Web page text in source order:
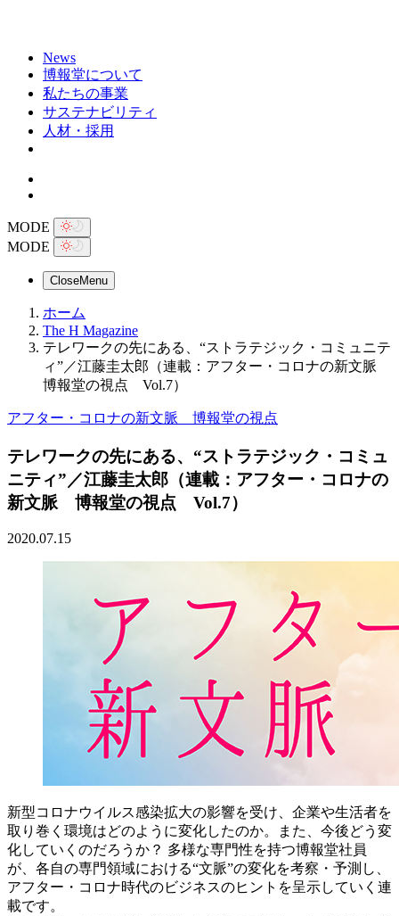
News
博報堂について
私たちの事業
サステナビリティ
人材・採用
MODE
MODE
CloseMenu
ホーム
The H Magazine
テレワークの先にある、“ストラテジック・コミュニテ
ィ”／江藤圭太郎（連載：アフター・コロナの新文脈
博報堂の視点 Vol.7）
アフター・コロナの新文脈 博報堂の視点
テレワークの先にある、“ストラテジック・コミュ
ニティ”／江藤圭太郎（連載：アフター・コロナの
新文脈 博報堂の視点 Vol.7）
2020.07.15
新型コロナウイルス感染拡大の影響を受け、企業や生活者を
取り巻く環境はどのように変化したのか。また、今後どう変
化していくのだろうか？ 多様な専門性を持つ博報堂社員
が、各自の専門領域における“文脈”の変化を考察・予測し、
アフター・コロナ時代のビジネスのヒントを呈示していく連
載です。